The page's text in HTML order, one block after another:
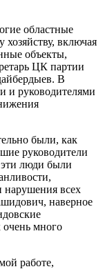
областные
включая
объекты,
ЦК партии
В
и руководителями
были, как
руководители
эти люди были
нарушения всех
наверное
очень много
работе,